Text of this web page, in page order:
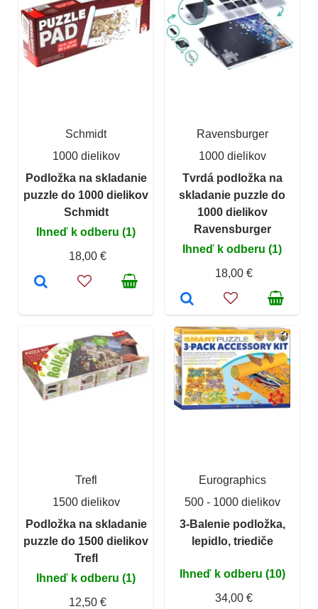
Schmidt
1000 dielikov
Podložka na skladanie
puzzle do 1000 dielikov
Schmidt
Ihneď k odberu (1)
18,00 €
Ravensburger
1000 dielikov
Tvrdá podložka na
skladanie puzzle do
1000 dielikov
Ravensburger
Ihneď k odberu (1)
18,00 €
Trefl
1500 dielikov
Podložka na skladanie
puzzle do 1500 dielikov
Trefl
Ihneď k odberu (1)
12,50 €
Eurographics
500 - 1000 dielikov
3-Balenie podložka,
lepidlo, triediče
Ihneď k odberu (10)
34,00 €